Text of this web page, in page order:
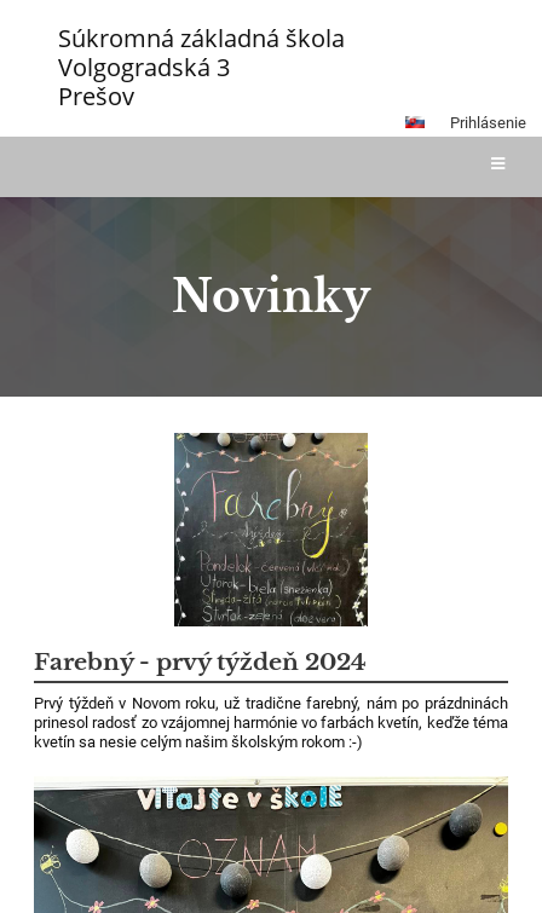
Súkromná základná škola
Volgogradská 3
Prešov
Prihlásenie
Novinky
Farebný - prvý týždeň 2024
Prvý týždeň v Novom roku, už tradične farebný, nám po prázdninách
prinesol radosť zo vzájomnej harmónie vo farbách kvetín, keďže téma
kvetín sa nesie celým našim školským rokom :-)